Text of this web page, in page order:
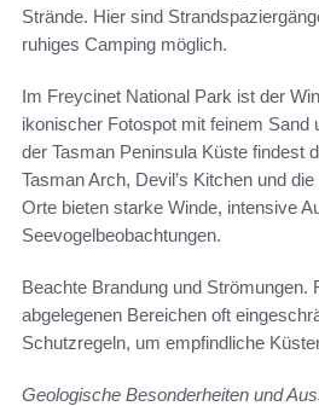
Strände. Hier sind
ruhiges Camping möglich.
Im Freycinet National Park ist der
ikonischer Fotospot mit feinem Sand
der Tasman Peninsula Küste findest
Tasman Arch, Devil’s Kitchen und
Orte bieten starke Winde, intensive
Seevogelbeobachtungen.
Beachte Brandung und Strömungen.
abgelegenen Bereichen oft
Schutzregeln, um empfindliche
Geologische Besonderheiten und